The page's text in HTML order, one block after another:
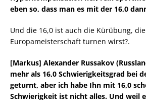
eben so, dass man es mit der 16,0
Und die 16,0 ist auch die Kürübung,
Europameisterschaft turnen wirst?.
[Markus] Alexander Russakov
mehr als 16,0 Schwierigkeitsgrad bei
geturnt, aber ich habe Ihn mit 16,0
Schwierigkeit ist nicht alles. Und weil